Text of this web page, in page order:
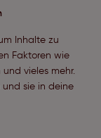
Inhalte zu
Faktoren wie
vieles mehr.
und sie in deine